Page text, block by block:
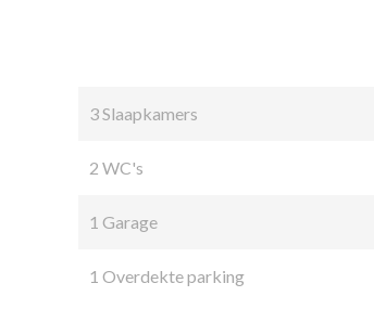
3 Slaapkamers
2 WC's
1 Garage
1 Overdekte parking